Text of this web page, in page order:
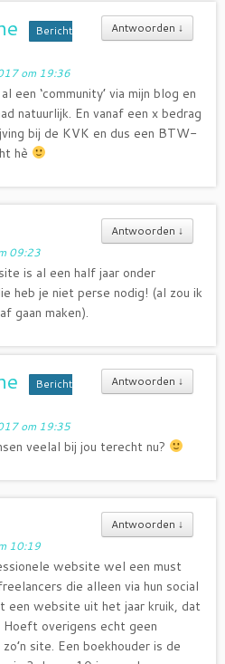
Antwoorden ↓
Bericht
om 19:36
een ‘community’ via mijn blog en
natuurlijk. En vanaf een x bedrag
bij de KVK en dus een BTW-
hè
Antwoorden ↓
09:23
is al een half jaar onder
heb je niet perse nodig! (al zou ik
gaan maken).
Antwoorden ↓
Bericht
om 19:35
veelal bij jou terecht nu?
Antwoorden ↓
10:19
website wel een must
die alleen via hun social
een website uit het jaar kruik, dat
Hoeft overigens echt geen
site. Een boekhouder is de